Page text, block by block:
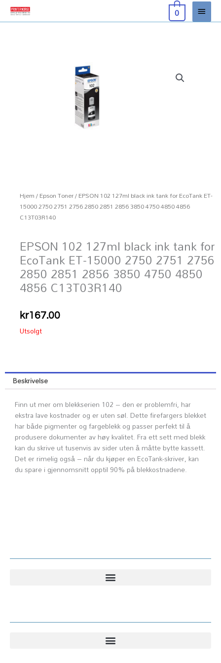
Hopp
rett
til
0
Hjem/Epson Toner/ EPSON 102 127ml black ink tank for EcoTank ET-
15000 2750 2751 2756 2850 2851 2856 3850 4750 4850 4856
C13T03R140
EPSON 102 127ml black ink tank for
EcoTank ET-15000 2750 2751 2756
2850 2851 2856 3850 4750 4850
4856 C13T03R140
kr167.00
Utsolgt
Beskrivelse
Finn ut mer om blekkserien 102 – den er problemfri, har
ekstra lave kostnader og er uten søl. Dette firefargers blekket
har både pigmenter og fargeblekk og passer perfekt til å
produsere dokumenter av høy kvalitet. Fra ett sett med blekk
kan du skrive ut tusenvis av sider uten å måtte bytte kassett.
Det er rimelig også – når du kjøper en EcoTank-skriver, kan
du spare i gjennomsnitt opptil 90% på blekkostnadene.